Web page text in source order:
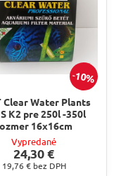
10%
Clear Water Plants
K2 pre 250l -350l
16x16cm
Vypredané
24,30 €
19,76 € bez DPH